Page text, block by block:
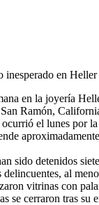
inesperado en
en la joyería
Ramón,
el lunes por
sido detenidos
al
vitrinas con
se cerraron tras su